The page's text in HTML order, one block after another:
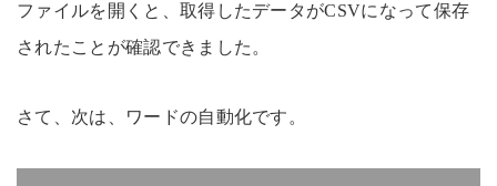
ファイルを開くと、取得したデータがCSVになって保存
されたことが確認できました。
さて、次は、ワードの自動化です。